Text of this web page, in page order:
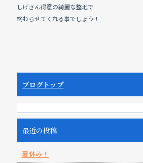
しげさん得意の綺麗な整地で
終わらせてくれる事でしょう！
ブログトップ
最近の投稿
夏休み！